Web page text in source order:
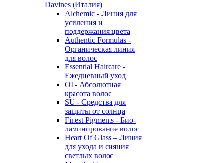
Davines (Италия)
Alchemic - Линия для
усиления и
поддержания цвета
Authentic Formulas -
Органическая линия
для волос
Essential Haircare -
Eжедневный уход
OI - Абсолютная
красота волос
SU - Средства для
защиты от солнца
Finest Pigments - Био-
ламинирование волос
Heart Of Glass – Линия
для ухода и сияния
светлых волос